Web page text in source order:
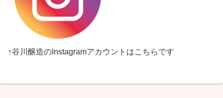
↑谷川醸造のInstagramアカウントはこちらです